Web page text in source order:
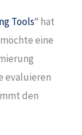
Tools“ hat
eine
evaluieren
den